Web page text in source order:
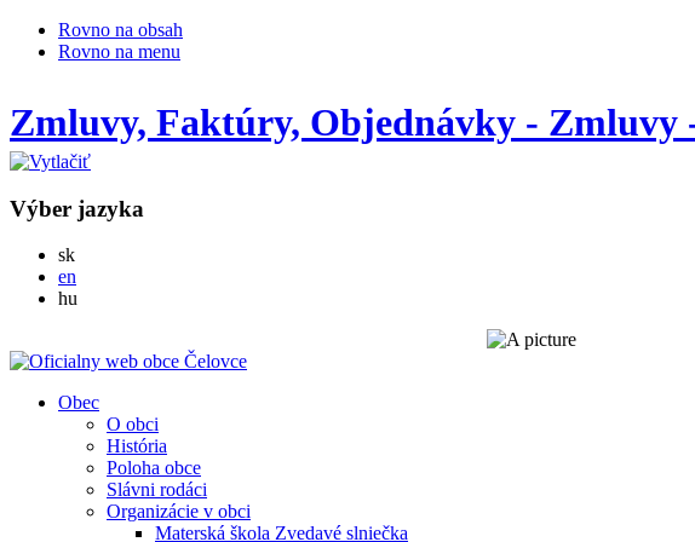
Rovno na obsah
Rovno na menu
Zmluvy, Faktúry, Objednávky - Zmluvy
Výber jazyka
skSlovensky
en
hu
Obec
O obci
História
Poloha obce
Slávni rodáci
Organizácie v obci
Materská škola Zvedavé slniečka